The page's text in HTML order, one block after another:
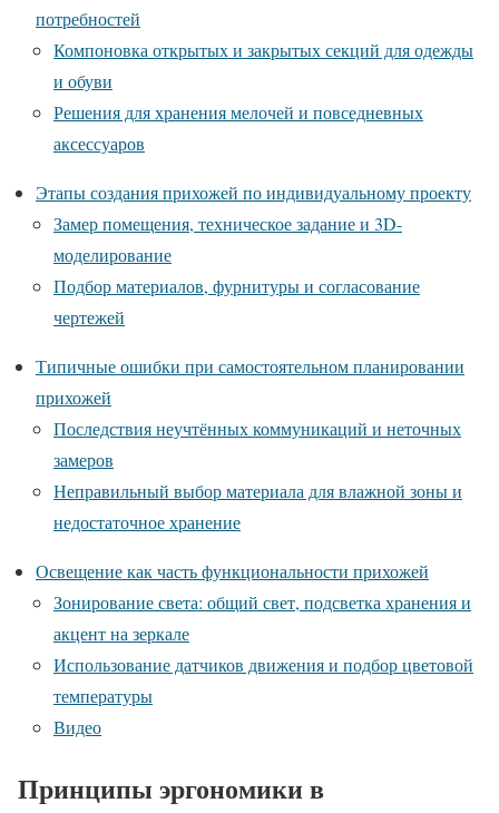
потребностей
Компоновка открытых и закрытых секций для одежды
и обуви
Решения для хранения мелочей и повседневных
аксессуаров
Этапы создания прихожей по индивидуальному проекту
Замер помещения, техническое задание и 3D-
моделирование
Подбор материалов, фурнитуры и согласование
чертежей
Типичные ошибки при самостоятельном планировании
прихожей
Последствия неучтённых коммуникаций и неточных
замеров
Неправильный выбор материала для влажной зоны и
недостаточное хранение
Освещение как часть функциональности прихожей
Зонирование света: общий свет, подсветка хранения и
акцент на зеркале
Использование датчиков движения и подбор цветовой
температуры
Видео
Принципы эргономики в